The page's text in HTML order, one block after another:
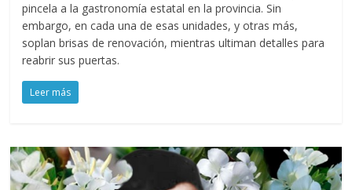
pincela a la gastronomía estatal en la provincia. Sin
embargo, en cada una de esas unidades, y otras más,
soplan brisas de renovación, mientras ultiman detalles para
reabrir sus puertas.
Leer más